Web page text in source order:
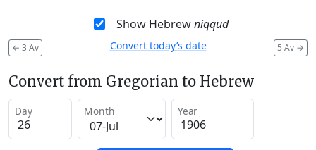
Show Hebrewniqqud
← 3 Av 5 Av →
Convert today’s date
Convert from Gregorian to Hebrew
Day Month Year